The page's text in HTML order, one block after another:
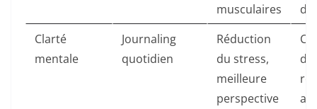
musculaires
Clarté
mentale
Journaling
quotidien
Réduction
du stress,
meilleure
perspective
de